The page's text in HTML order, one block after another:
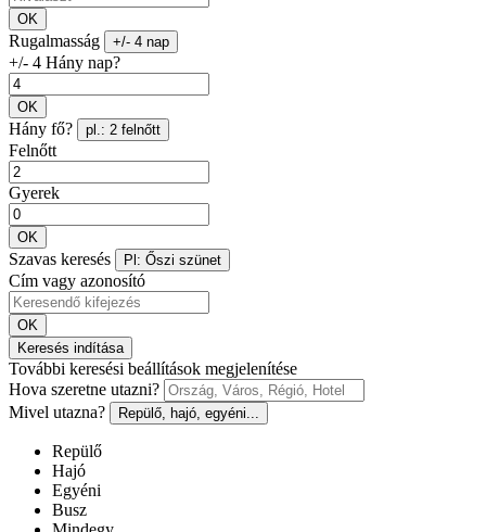
OK
Rugalmasság +/- 4 nap
+/- 4 Hány nap?
OK
Hány fő? pl.: 2 felnőtt
Felnőtt
Gyerek
OK
Szavas keresés Pl: Őszi szünet
Cím vagy azonosító
OK
Keresés indítása
További keresési beállítások megjelenítése
Hova szeretne utazni?
Mivel utazna?
Repülő, hajó, egyéni...
Repülő
Hajó
Egyéni
Busz